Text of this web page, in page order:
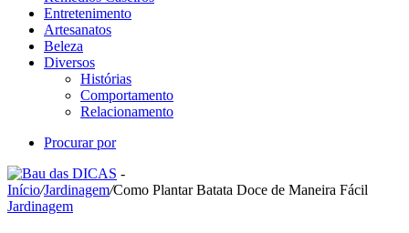
Entretenimento
Artesanatos
Beleza
Diversos
Histórias
Comportamento
Relacionamento
Procurar por
-
Início/Jardinagem/Como Plantar Batata Doce de Maneira Fácil
Jardinagem